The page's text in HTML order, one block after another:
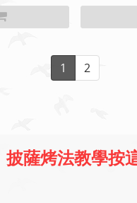
1 2
披薩烤法教學按